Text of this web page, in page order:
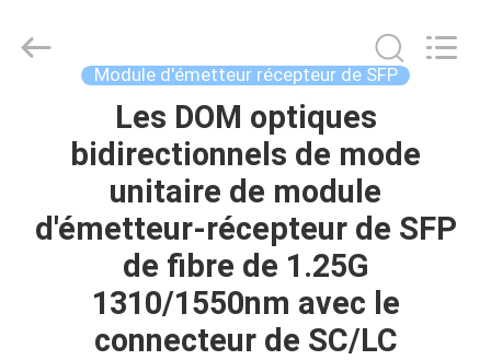
MAISON
PRODUITS
HiLink
Technology
Module d'émetteur récepteur de SFP
Les DOM optiques
bidirectionnels de mode
unitaire de module
d'émetteur-récepteur de SFP
de fibre de 1.25G
1310/1550nm avec le
connecteur de SC/LC